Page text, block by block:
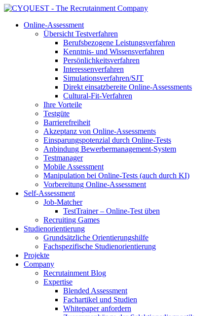
Online-Assessment
Übersicht Testverfahren
Berufsbezogene Leistungsverfahren
Kenntnis- und Wissensverfahren
Persönlichkeitsverfahren
Interessenverfahren
Simulationsverfahren/SJT
Direkt einsatzbereite Online-Assessments
Cultural-Fit-Verfahren
Ihre Vorteile
Testgüte
Barrierefreiheit
Akzeptanz von Online-Assessments
Einsparungspotenzial durch Online-Tests
Anbindung Bewerbermanagement-System
Testmanager
Mobile Assessment
Manipulation bei Online-Tests (auch durch KI)
Vorbereitung Online-Assessment
Self-Assessment
Job-Matcher
TestTrainer – Online-Test üben
Recruiting Games
Studienorientierung
Grundsätzliche Orientierungshilfe
Fachspezifische Studienorientierung
Projekte
Company
Recrutainment Blog
Expertise
Blended Assessment
Fachartikel und Studien
Whitepaper anfordern